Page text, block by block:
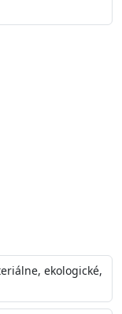
povrchu náteru.
ako sú
ekologické,